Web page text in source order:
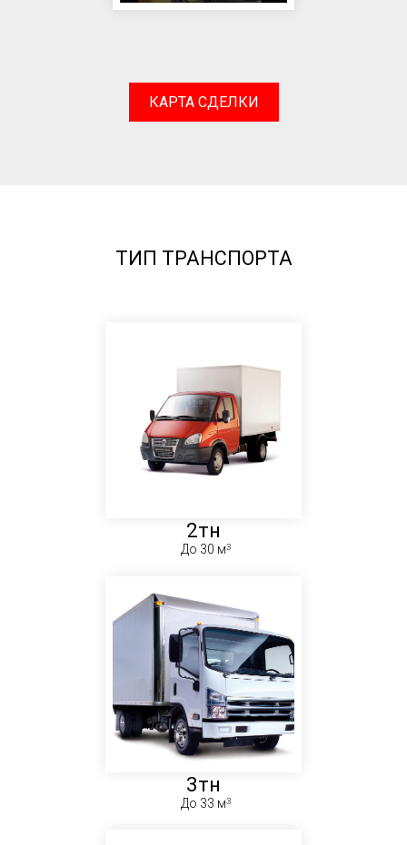
КАРТА СДЕЛКИ
ТИП ТРАНСПОРТА
2тн
До 30 м
3тн
До 33 м